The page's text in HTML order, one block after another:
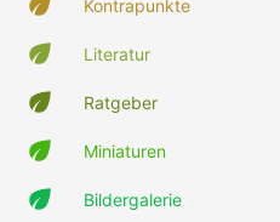
Kontrapunkte
Literatur
Ratgeber
Miniaturen
Bildergalerie